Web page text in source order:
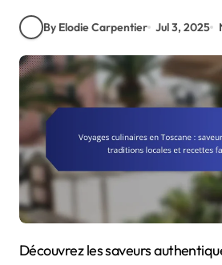
By Elodie Carpentier Jul 3, 2025
Découvrez les saveurs authentiques de la Toscane à